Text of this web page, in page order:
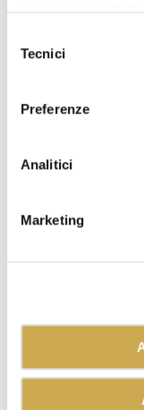
delTecnici
Preferenze
Analitici
Marketing
* Parti